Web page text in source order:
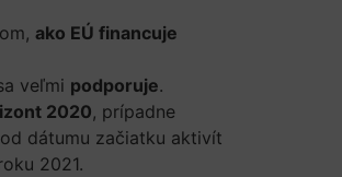
ako EÚ financuje
veľmi podporuje.
2020, prípadne
od dátumu začiatku aktivít
2021.